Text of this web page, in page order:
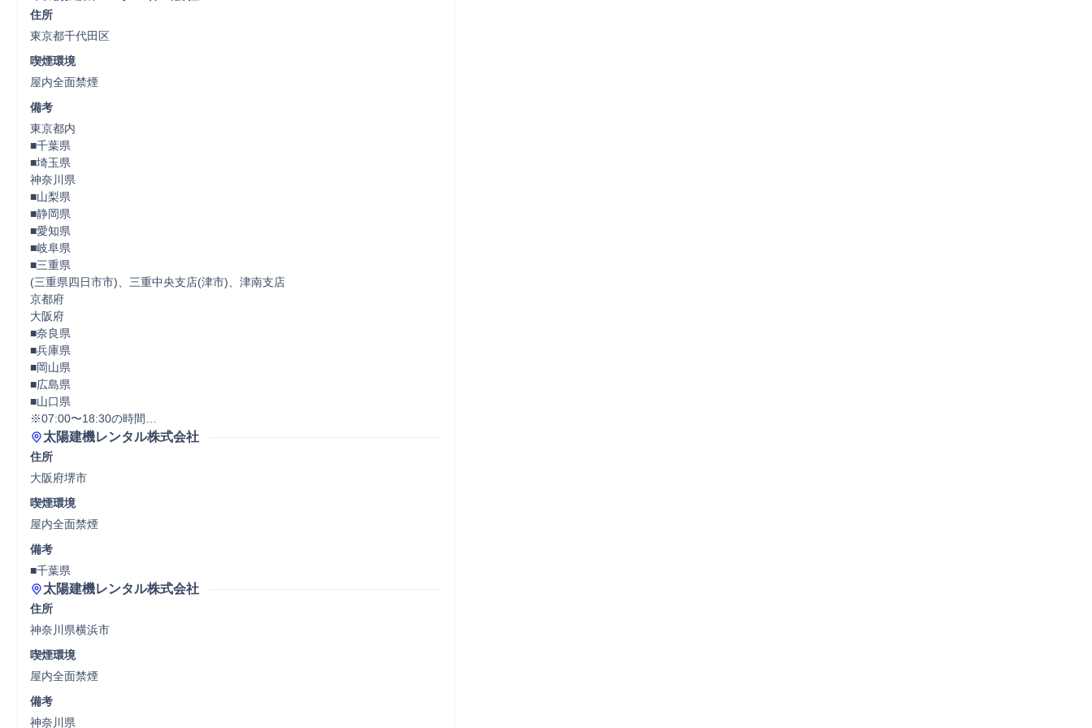
住所
東京都千代田区
喫煙環境
屋内全面禁煙
備考
東京都内
■千葉県
■埼玉県
神奈川県
■山梨県
■静岡県
■愛知県
■岐阜県
■三重県
(三重県四日市市)、三重中央支店(津市)、津南支店
京都府
大阪府
■奈良県
■兵庫県
■岡山県
■広島県
■山口県
※07:00〜18:30の時間…
太陽建機レンタル株式会社
住所
大阪府堺市
喫煙環境
屋内全面禁煙
備考
■千葉県
太陽建機レンタル株式会社
住所
神奈川県横浜市
喫煙環境
屋内全面禁煙
備考
神奈川県